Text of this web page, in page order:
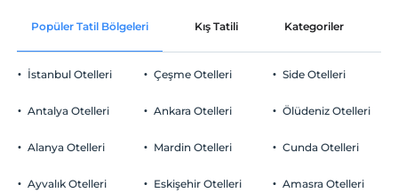
Popüler Tatil Bölgeleri Kış Tatili Kategoriler
İstanbul Otelleri
Antalya Otelleri
Alanya Otelleri
Ayvalık Otelleri
Çeşme Otelleri
Ankara Otelleri
Mardin Otelleri
Eskişehir Otelleri
Side Otelleri
Ölüdeniz Otelleri
Cunda Otelleri
Amasra Otelleri